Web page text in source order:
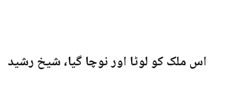
اس ملک کو لوٹا اور نوچا گیا، شیخ رشید